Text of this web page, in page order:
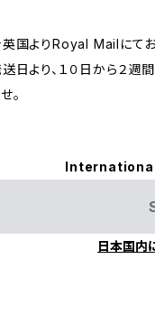
国よりRoyal Mailにてお
日より、１０日から２週
。
日本国内